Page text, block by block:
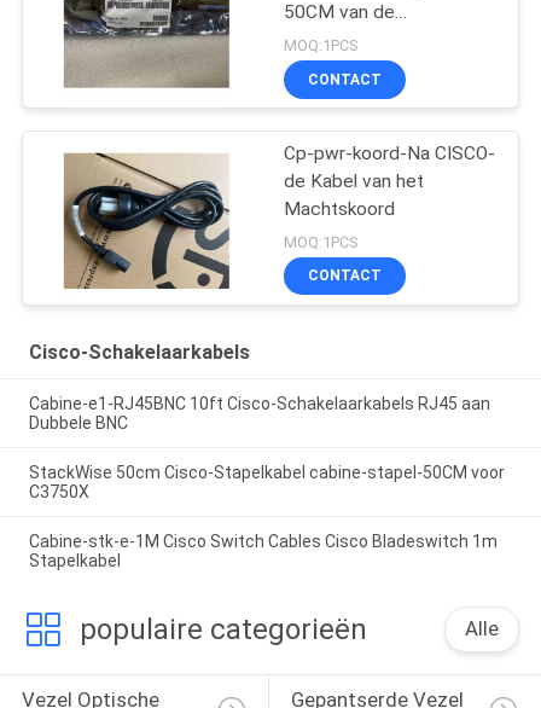
50CM van de
Machtsstapel
MOQ:1PCS
CONTACT
Cp-pwr-koord-Na CISCO-
de Kabel van het
Machtskoord
MOQ:1PCS
CONTACT
Cisco-Schakelaarkabels
Cabine-e1-RJ45BNC 10ft Cisco-Schakelaarkabels RJ45 aan
Dubbele BNC
StackWise 50cm Cisco-Stapelkabel cabine-stapel-50CM voor
C3750X
Cabine-stk-e-1M Cisco Switch Cables Cisco Bladeswitch 1m
Stapelkabel
populaire categorieën Alle
Vezel Optische Gepantserde Vezel